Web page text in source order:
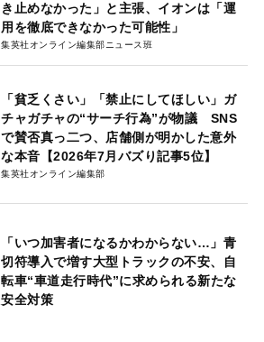
き止めなかった」と主張、イオンは「運
用を徹底できなかった可能性」
集英社オンライン編集部ニュース班
「貧乏くさい」「禁止にしてほしい」ガ
チャガチャの“サーチ行為”が物議 SNS
で賛否真っ二つ、店舗側が明かした意外
な本音【2026年7月バズり記事5位】
集英社オンライン編集部
「いつ加害者になるかわからない…」青
切符導入で増す大型トラックの不安、自
転車“車道走行時代”に求められる新たな
安全対策